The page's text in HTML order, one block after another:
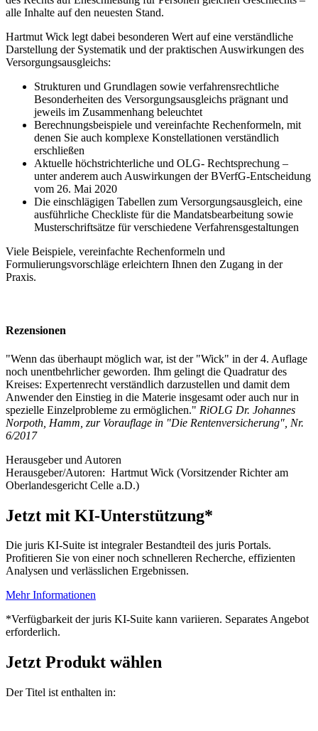
alle Inhalte auf den neuesten Stand.
Hartmut Wick legt dabei besonderen Wert auf eine verständliche
Darstellung der Systematik und der praktischen Auswirkungen des
Versorgungsausgleichs:
Strukturen und Grundlagen sowie verfahrensrechtliche
Besonderheiten des Versorgungsausgleichs prägnant und
jeweils im Zusammenhang beleuchtet
Berechnungsbeispiele und vereinfachte Rechenformeln, mit
denen Sie auch komplexe Konstellationen verständlich
erschließen
Aktuelle höchstrichterliche und OLG- Rechtsprechung –
unter anderem auch Auswirkungen der BVerfG-Entscheidung
vom 26. Mai 2020
Die einschlägigen Tabellen zum Versorgungsausgleich, eine
ausführliche Checkliste für die Mandatsbearbeitung sowie
Musterschriftsätze für verschiedene Verfahrensgestaltungen
Viele Beispiele, vereinfachte Rechenformeln und
Formulierungsvorschläge erleichtern Ihnen den Zugang in der
Praxis.
Rezensionen
"Wenn das überhaupt möglich war, ist der "Wick" in der 4. Auflage
noch unentbehrlicher geworden. Ihm gelingt die Quadratur des
Kreises: Expertenrecht verständlich darzustellen und damit dem
Anwender den Einstieg in die Materie insgesamt oder auch nur in
spezielle Einzelprobleme zu ermöglichen." RiOLG Dr. Johannes
Norpoth, Hamm, zur Vorauflage in "Die Rentenversicherung", Nr.
6/2017
Herausgeber und Autoren
Herausgeber/Autoren: Hartmut Wick (Vorsitzender Richter am
Oberlandesgericht Celle a.D.)
Jetzt mit KI-Unterstützung*
Die juris KI-Suite ist integraler Bestandteil des juris Portals.
Profitieren Sie von einer noch schnelleren Recherche, effizienten
Analysen und verlässlichen Ergebnissen.
Mehr Informationen
*Verfügbarkeit der juris KI-Suite kann variieren. Separates Angebot
erforderlich.
Jetzt Produkt wählen
Der Titel ist enthalten in: